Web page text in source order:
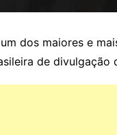
dos maiores e
de divulgação